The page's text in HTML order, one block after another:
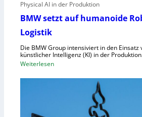
o
n
u
d
-
p
a
i
Physical AI in der Produktion
BMW setzt auf humanoide
Logistik
Die BMW Group intensiviert in den
künstlicher Intelligenz (KI) in der
Weiterlesen: